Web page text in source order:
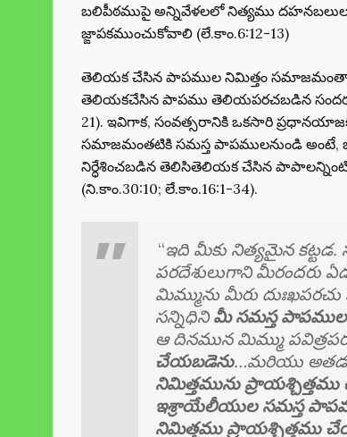
బలిపీఠముపై అన్నివేళలలో నిత్యము
జ్ఙాపకముంచుకోవాలి (లే.కాం.6:12-13)
తెలియక చేసిన పాపముల నిమిత్తం సమాజమంతా
తెలియకచేసిన పాపము తెలియపరచబడిన
21). ఇవిగాక, సంవత్సరానికి ఒకసారి
సమాజమంతటికి సమస్త పాపములనుండి అంటే,
నిర్ధేశించబడిన తెలిసితెలియక చేసిన
(ని.కాం.30:10; లే.కాం.16:1-34).
“ఇది మీకు నిత్యమైన కట్టడ.
పరదేశులుగాని
మిమ్మును మీరు
సన్నిధినిమీ సమస్త
ఆ దినమున మిమ్ము
చేయబడెను…మరియు
నిమిత్తమును
ఇశ్రాయేలీయుల సమస్త
నిమిత్తము ప్రాయశ్చిత్తము